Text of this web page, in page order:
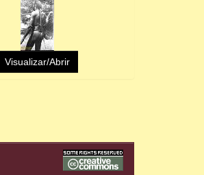
Visualizar/Abrir